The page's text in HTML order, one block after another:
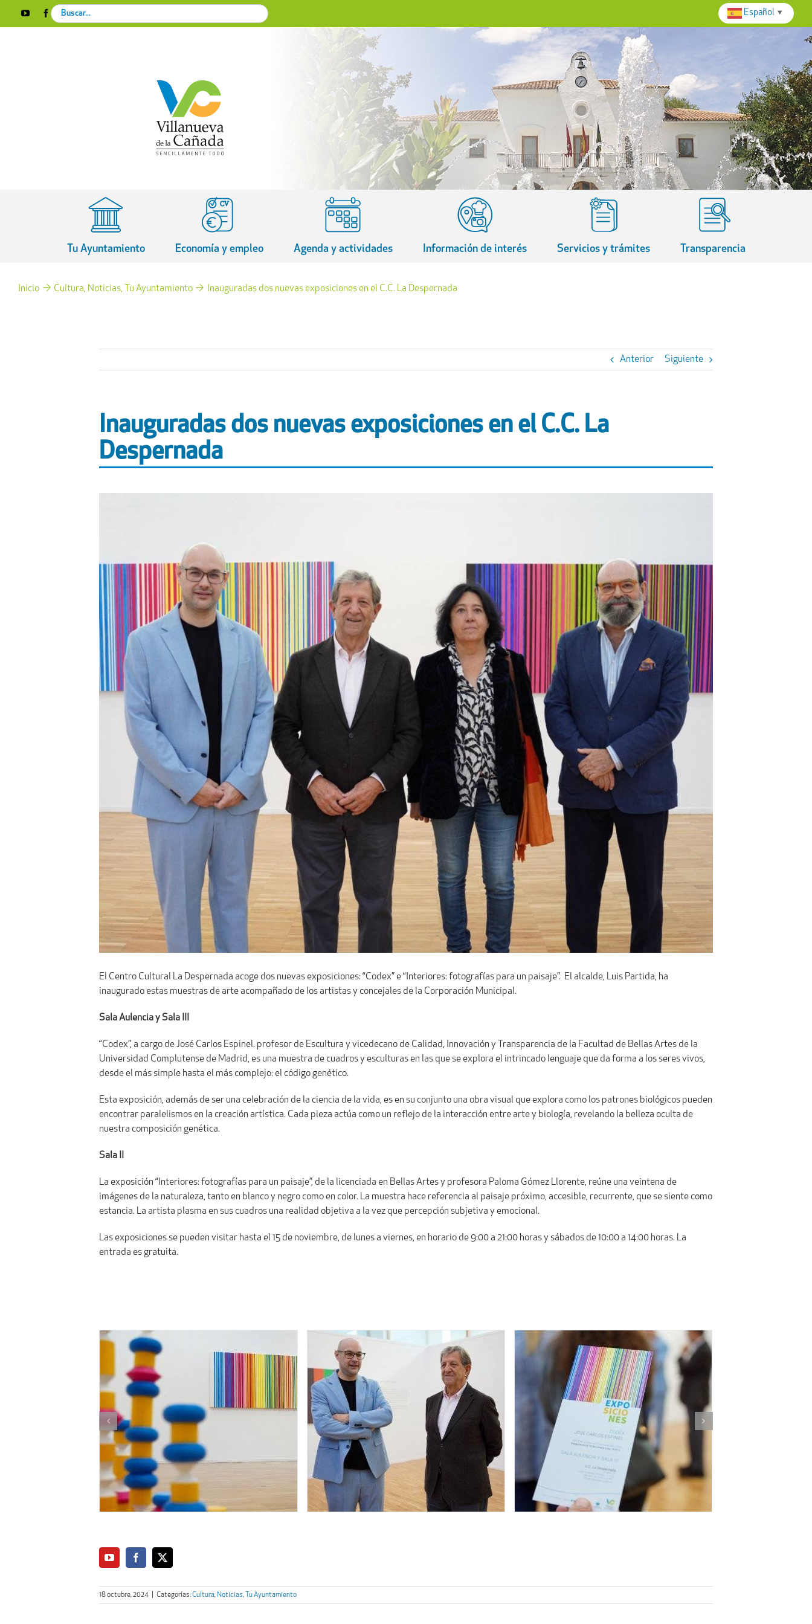
YouTubeFacebookInstagram
X
Search
for:
Tu Ayuntamiento Economía y empleo Agenda y actividades Información de interés Servicios y trámites Transparencia
Inicio Cultura Noticias Tu Ayuntamiento Inauguradas dos nuevas exposiciones en el C.C. La Despernada
Anterior Siguiente
Inauguradas dos nuevas exposiciones en el C.C. La
Despernada
El Centro Cultural La Despernada acoge dos nuevas exposiciones: “Codex” e “Interiores: fotografías para un paisaje”. El alcalde, Luis Partida, ha
inaugurado estas muestras de arte acompañado de los artistas y concejales de la Corporación Municipal.
Sala Aulencia y Sala III
“Codex”, a cargo de José Carlos Espinel. profesor de Escultura y vicedecano de Calidad, Innovación y Transparencia de la Facultad de Bellas Artes de la
Universidad Complutense de Madrid, es una muestra de cuadros y esculturas en las que se explora el intrincado lenguaje que da forma a los seres vivos,
desde el más simple hasta el más complejo: el código genético.
Esta exposición, además de ser una celebración de la ciencia de la vida, es en su conjunto una obra visual que explora como los patrones biológicos pueden
encontrar paralelismos en la creación artística. Cada pieza actúa como un reflejo de la interacción entre arte y biología, revelando la belleza oculta de
nuestra composición genética.
Sala II
La exposición “Interiores: fotografías para un paisaje”, de la licenciada en Bellas Artes y profesora Paloma Gómez Llorente, reúne una veintena de
imágenes de la naturaleza, tanto en blanco y negro como en color. La muestra hace referencia al paisaje próximo, accesible, recurrente, que se siente como
estancia. La artista plasma en sus cuadros una realidad objetiva a la vez que percepción subjetiva y emocional.
Las exposiciones se pueden visitar hasta el 15 de noviembre, de lunes a viernes, en horario de 9:00 a 21:00 horas y sábados de 10:00 a 14:00 horas. La
entrada es gratuita.
18 octubre, 2024 Categorías:Cultura, Noticias, Tu Ayuntamiento
Español ▼